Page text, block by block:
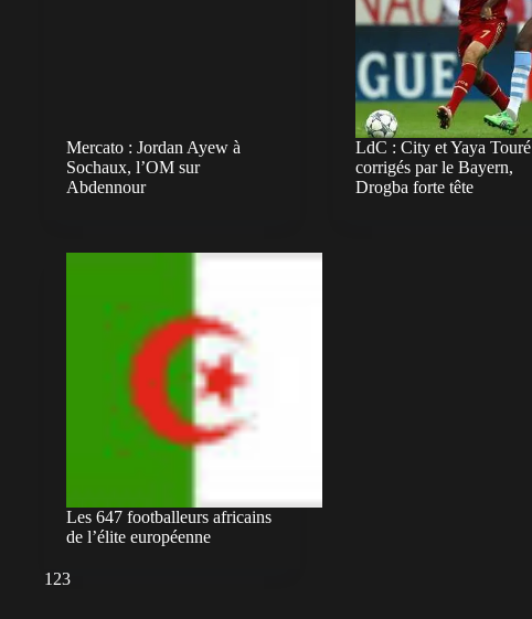
Mercato : Jordan Ayew à
Sochaux, l’OM sur
Abdennour
LdC : City et Yaya Touré
corrigés par le Bayern,
Drogba forte tête
Les 647 footballeurs africains
de l’élite européenne
1 23